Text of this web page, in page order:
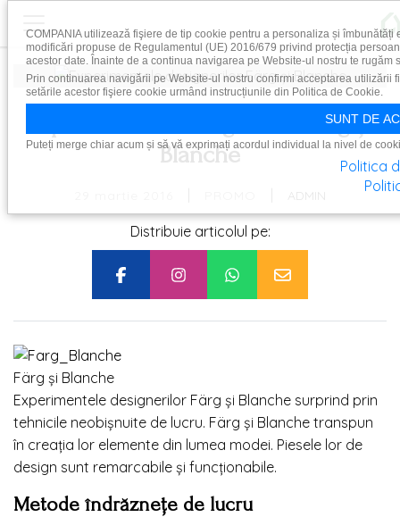
Experimentele designerilor Färg și
Blanche
ADMIN
Distribuie articolul pe:
Färg și Blanche
Experimentele designerilor Färg și Blanche surprind prin
tehnicile neobișnuite de lucru. Färg și Blanche transpun
în creația lor elemente din lumea modei. Piesele lor de
design sunt remarcabile și funcționabile.
Metode îndrăznețe de lucru
COMPANIA utilizează fişiere de tip cookie pentru a personaliza și
modificări propuse de Regulamentul (UE) 2016/679 privind protecția
acestor date. Înainte de a continua navigarea pe Website-ul nostru te
Prin continuarea navigării pe Website-ul nostru confirmi acceptarea
setările acestor fişiere cookie urmând instrucțiunile din Politica de Cookie.
SUNT DE
Puteți merge chiar acum și să vă exprimați acordul individual la nivel de
Politica